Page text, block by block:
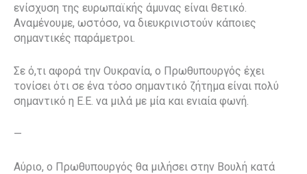
ενίσχυση της ευρωπαϊκής άμυνας είναι θετικό.
Αναμένουμε, ωστόσο, να διευκρινιστούν κάποιες
σημαντικές παράμετροι.
Σε ό,τι αφορά την Ουκρανία, ο Πρωθυπουργός έχει
τονίσει ότι σε ένα τόσο σημαντικό ζήτημα είναι πολύ
σημαντικό η Ε.Ε. να μιλά με μία και ενιαία φωνή.
—
Αύριο, ο Πρωθυπουργός θα μιλήσει στην Βουλή κατά